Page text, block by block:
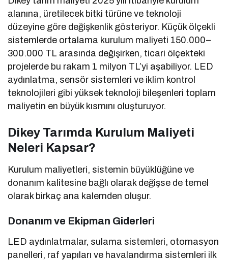
alanına, üretilecek bitki türüne ve teknoloji
düzeyine göre değişkenlik gösteriyor. Küçük ölçekli
sistemlerde ortalama kurulum maliyeti 150.000–
300.000 TL arasında değişirken, ticari ölçekteki
projelerde bu rakam 1 milyon TL’yi aşabiliyor. LED
aydınlatma, sensör sistemleri ve iklim kontrol
teknolojileri gibi yüksek teknoloji bileşenleri toplam
maliyetin en büyük kısmını oluşturuyor.
Dikey Tarımda Kurulum Maliyeti
Neleri Kapsar?
Kurulum maliyetleri, sistemin büyüklüğüne ve
donanım kalitesine bağlı olarak değişse de temel
olarak birkaç ana kalemden oluşur.
Donanım ve Ekipman Giderleri
LED aydınlatmalar, sulama sistemleri, otomasyon
panelleri, raf yapıları ve havalandırma sistemleri ilk